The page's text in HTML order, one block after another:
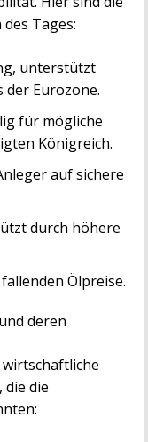
Tages:
unterstützt
Eurozone.
für mögliche
Königreich.
auf sichere
durch höhere
Ölpreise.
deren
die